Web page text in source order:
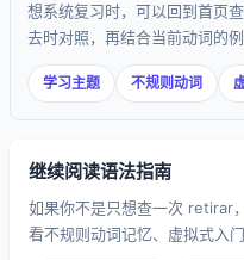
想系统复习时，可以回到首页
去时对照，再结合当前动词的例
学习主题 不规则动词
继续阅读语法指南
如果你不是只想查一次 retirar
看不规则动词记忆、虚拟式入